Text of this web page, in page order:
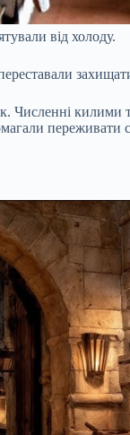
від холоду.
Численні
переживати